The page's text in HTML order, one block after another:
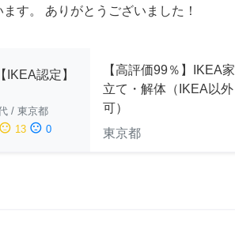
す。 ありがとうございました！
IKEA認定】
/ 東京都
sentiment_neutral 13 sentiment_dissatisfied 0
【高評価99％】IKEA
立て・解体（IKEA以
可）
東京都